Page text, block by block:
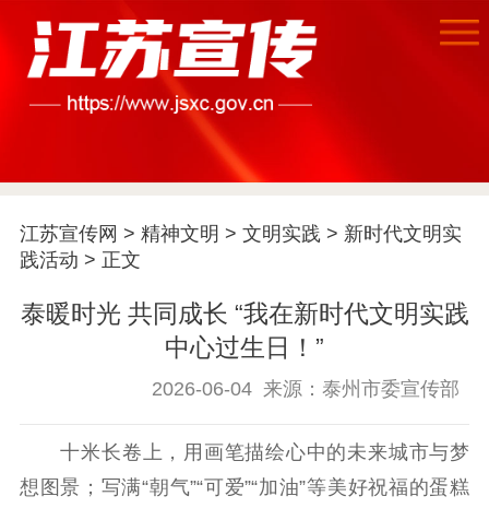
首页
江苏要闻
公示公告
信息公开制度
信息公开年度报
工作动态
江苏宣传网 > 精神文明 > 文明实践 > 新时代文明实
践活动 > 正文
泰暖时光 共同成长 “我在新时代文明实践
中心过生日！”
2026-06-04 来源：泰州市委宣传部
十米长卷上，用画笔描绘心中的未来城市与梦
想图景；写满“朝气”“可爱”“加油”等美好祝福的蛋糕